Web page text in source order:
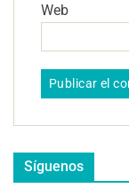
Web
Síguenos